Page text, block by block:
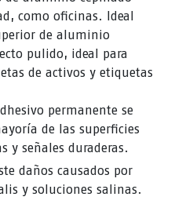
como oficinas. Ideal
de aluminio
pulido, ideal para
de activos y etiquetas
permanente se
de las superficies
y señales duraderas.
daños causados ​​por
y soluciones salinas.